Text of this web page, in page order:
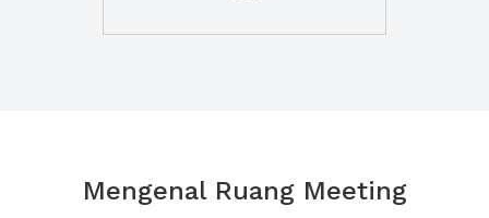
Mengenal Ruang Meeting